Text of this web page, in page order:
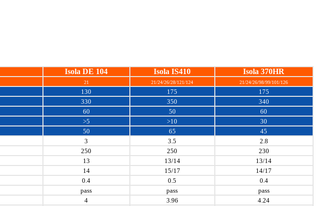
Isola DE 104 Isola IS410 Isola 370HR
21 21/24/26/28/121/124 21/24/26/98/99/101/126
130 175
175
330 350
340
60 50
60
>5 >10
30
50 65
45
3 3.5
2.8
250 250
230
13 13/14
13/14
14 15/17
14/17
0.4 0.5
0.4
pass pass
pass
4 3.96
4.24